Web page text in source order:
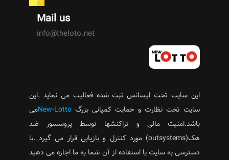
Mail us
info@theloto.net
این سایت تحت لیسانس ثبت شده فعالیت می نماید .این
سایت تحت نظارت و حمایت کمپانی بزرگNew-Lottoمی
باشد.امنیت مالی و تراکنشها توسط پروسسور ضد
هک(outsystems) مورد کنترل و بازیابی قرار می گیرد .با
دسترسی به سایت یا استفاده از آن شما به ما اجازه می دهید